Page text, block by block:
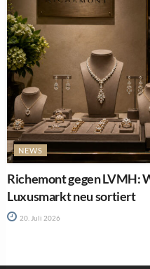
NEWS
Richemont gegen LVMH:
Luxusmarkt neu sortiert
20. Juli 2026